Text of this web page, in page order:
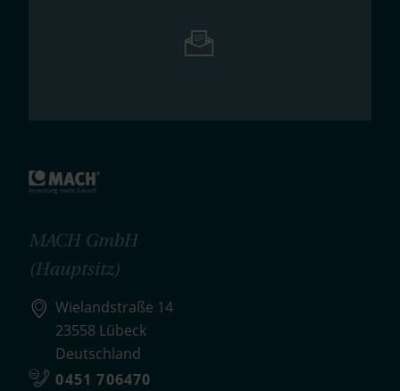
MACH GmbH
(Hauptsitz)
Wielandstraße 14
23558 Lübeck
Deutschland
0451 706470